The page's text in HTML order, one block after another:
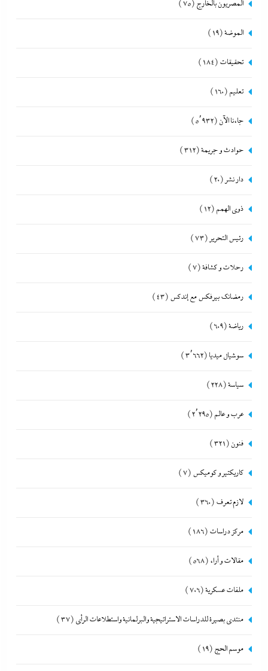
المصريون بالخارج (75)
الموضة(19)
تحقيقات (184)
تعليم (160)
جاءنا الآن (5٬932)
حوادث و جريمة(312)
دار نشر (20)
ذوى الهمم (12)
رئيس التحرير (73)
رحلات و كشافة(7)
رمضانك بيرفكس مع إندكس (43)
رياضة(609)
سوشيال ميديا (3٬662)
سياسة(228)
عرب و عالم (2٬295)
فنون (321)
كاريكتير و كوميكس (7)
لازم تعرف (360)
مركز دراسات (186)
مقالات و أراء (568)
ملفات عسكرية(706)
منتدى بصيرة للدراسات الاستراتيجية والبرلمانية واستطلاعات الرأى (37)
موسم الحج (19)